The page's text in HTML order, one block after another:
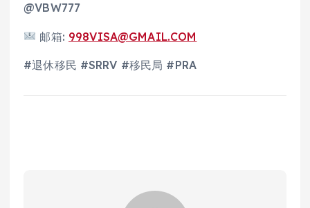
@VBW777
邮箱: 998VISA@GMAIL.COM
#退休移民 #SRRV #移民局 #PRA